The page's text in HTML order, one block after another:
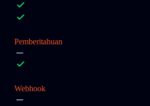
Pemberitahuan
Webhook